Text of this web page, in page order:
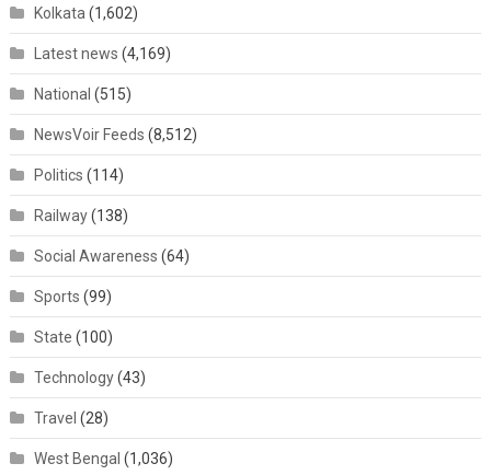
Kolkata (1,602)
Latest news (4,169)
National (515)
NewsVoir Feeds (8,512)
Politics (114)
Railway(138)
Social Awareness (64)
Sports (99)
State (100)
Technology(43)
Travel (28)
West Bengal (1,036)